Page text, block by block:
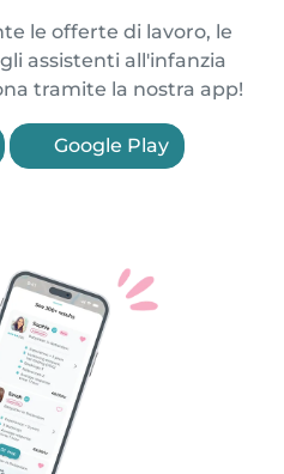
le offerte di lavoro, le
assistenti all'infanzia
tramite la nostra app!
Google Play